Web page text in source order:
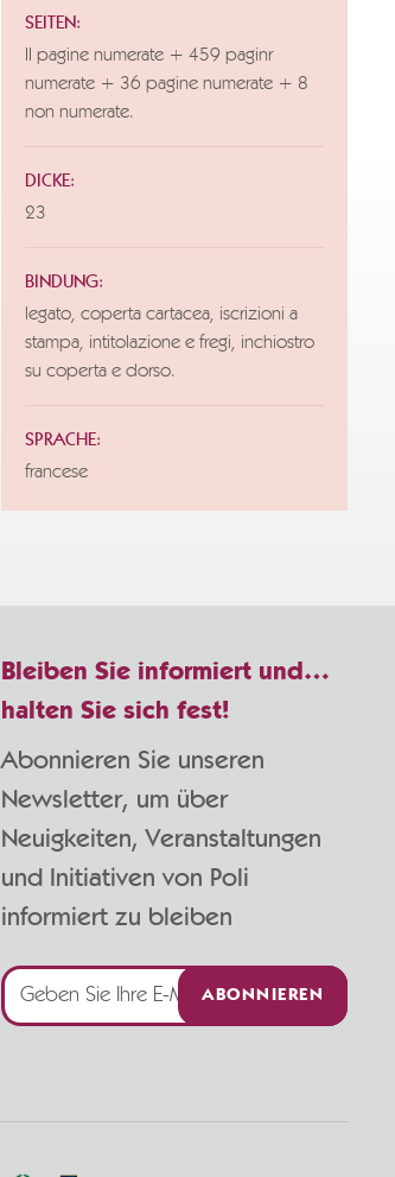
SEITEN:
II pagine numerate + 459 paginr
numerate + 36 pagine numerate + 8
non numerate.
DICKE:
23
BINDUNG:
legato, coperta cartacea, iscrizioni a
stampa, intitolazione e fregi, inchiostro
su coperta e dorso.
SPRACHE:
francese
Bleiben Sie informiert und…
halten Sie sich fest!
Abonnieren Sie unseren
Newsletter, um über
Neuigkeiten, Veranstaltungen
und Initiativen von Poli
informiert zu bleiben
ABONNIEREN